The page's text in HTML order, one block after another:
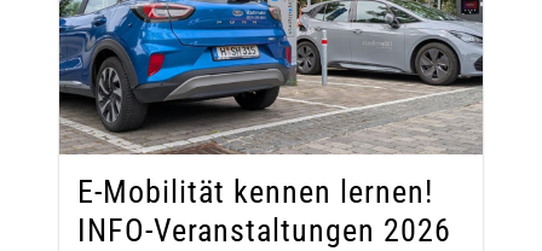
E-Mobilität kennen lernen!
INFO-Veranstaltungen 2026